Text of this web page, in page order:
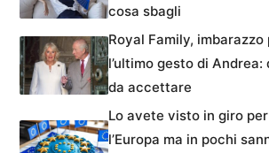
cosa sbagli
Royal Family, imbarazzo
l’ultimo gesto di
da accettare
Lo avete visto in giro per
l’Europa ma in pochi